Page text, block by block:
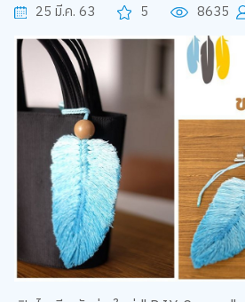
25 มี.ค. 63 5 8635